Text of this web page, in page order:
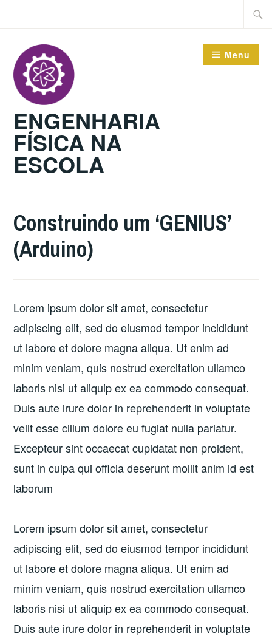
conteúdo
ENGENHARIA
FÍSICA NA
ESCOLA
Menu
Construindo um ‘GENIUS’
(Arduino)
Lorem ipsum dolor sit amet, consectetur
adipiscing elit, sed do eiusmod tempor incididunt
ut labore et dolore magna aliqua. Ut enim ad
minim veniam, quis nostrud exercitation ullamco
laboris nisi ut aliquip ex ea commodo consequat.
Duis aute irure dolor in reprehenderit in voluptate
velit esse cillum dolore eu fugiat nulla pariatur.
Excepteur sint occaecat cupidatat non proident,
sunt in culpa qui officia deserunt mollit anim id est
laborum
Lorem ipsum dolor sit amet, consectetur
adipiscing elit, sed do eiusmod tempor incididunt
ut labore et dolore magna aliqua. Ut enim ad
minim veniam, quis nostrud exercitation ullamco
laboris nisi ut aliquip ex ea commodo consequat.
Duis aute irure dolor in reprehenderit in voluptate